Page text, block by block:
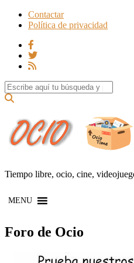
Contactar
Política de privacidad
Search for:
Tiempo libre, ocio, cine,
MENU
Foro de Ocio